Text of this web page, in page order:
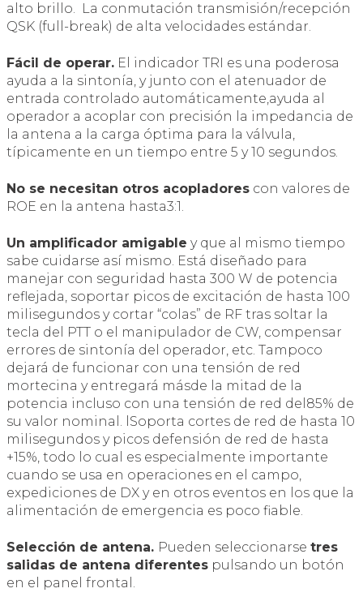
alto brillo. La conmutación transmisión/recepción
QSK (full-break) de alta velocidades estándar.
Fácil de operar. El indicador TRI es una poderosa
ayuda a la sintonía, y junto con el atenuador de
entrada controlado automáticamente,ayuda al
operador a acoplar con precisión la impedancia de
la antena a la carga óptima para la válvula,
típicamente en un tiempo entre 5 y 10 segundos.
No se necesitan otros acopladores con valores de
ROE en la antena hasta3:1.
Un amplificador amigable y que al mismo tiempo
sabe cuidarse así mismo. Está diseñado para
manejar con seguridad hasta 300 W de potencia
reflejada, soportar picos de excitación de hasta 100
milisegundos y cortar “colas” de RF tras soltar la
tecla del PTT o el manipulador de CW, compensar
errores de sintonía del operador, etc. Tampoco
dejará de funcionar con una tensión de red
mortecina y entregará másde la mitad de la
potencia incluso con una tensión de red del85% de
su valor nominal. lSoporta cortes de red de hasta 10
milisegundos y picos defensión de red de hasta
+15%, todo lo cual es especialmente importante
cuando se usa en operaciones en el campo,
expediciones de DX y en otros eventos en los que la
alimentación de emergencia es poco fiable.
Selección de antena. Pueden seleccionarse tres
salidas de antena diferentes pulsando un botón
en el panel frontal.